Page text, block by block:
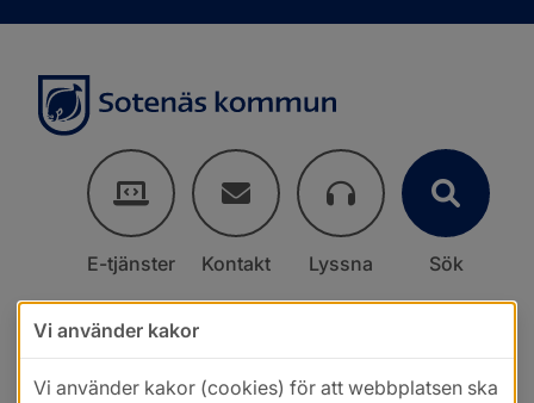
E-tjänster Kontakt Lyssna Sök
Vi använder kakor
Vi använder kakor (cookies) för att webbplatsen ska